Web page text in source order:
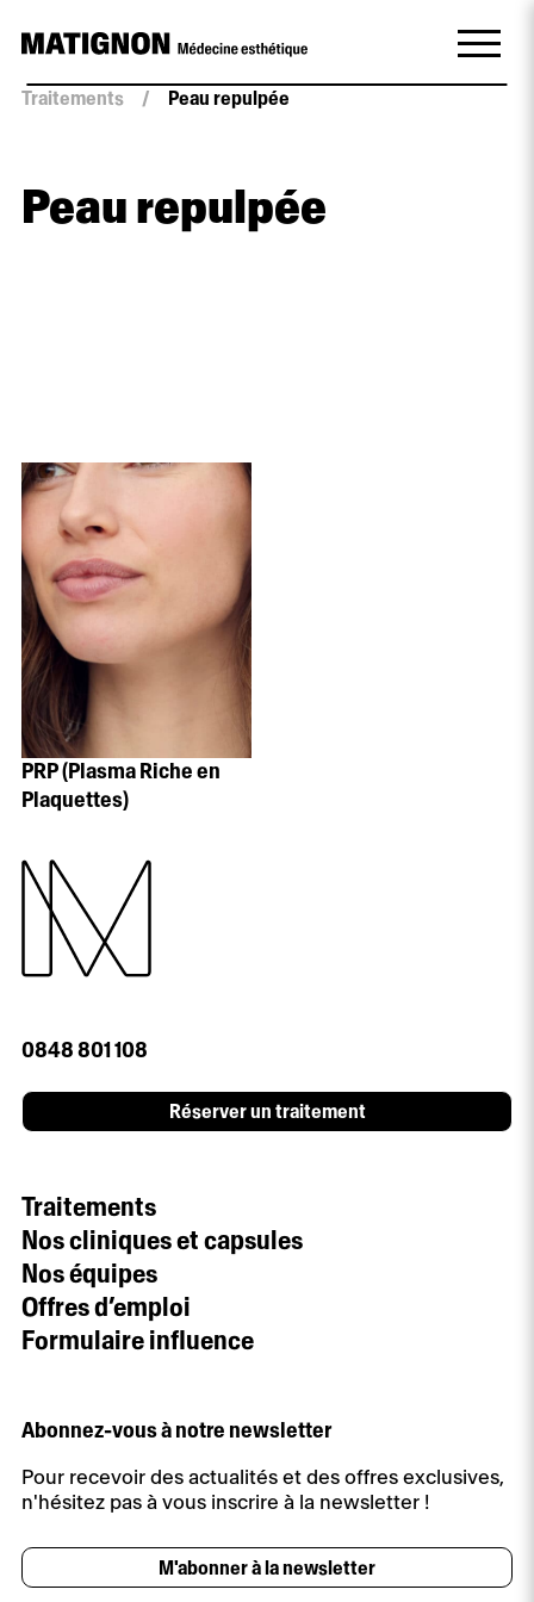
Traitements / Peau repulpée
Peau repulpée
PRP (Plasma Riche en
Plaquettes)
0848 801 108
Réserver un traitement
Traitements
Nos cliniques et capsules
Nos équipes
Offres d’emploi
Formulaire influence
Abonnez-vous à notre newsletter
Pour recevoir des actualités et des offres exclusives,
n'hésitez pas à vous inscrire à la newsletter !
M'abonner à la newsletter